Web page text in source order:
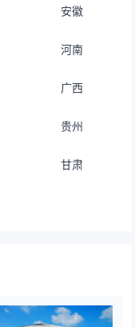
安徽
河南
广西
贵州
甘肃